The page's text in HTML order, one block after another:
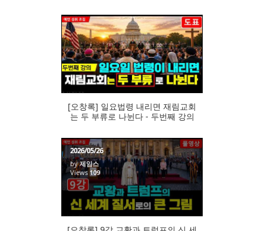
105
[오창록] 일요법령 내리면 재림교회
는 두 부류로 나뉜다 - 두번째 강의
2026/05/26
by제임스
Views 109